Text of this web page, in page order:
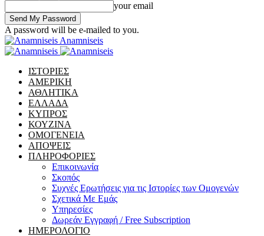
your email
A password will be e-mailed to you.
Anamniseis
ΙΣΤΟΡΙΕΣ
ΑΜΕΡΙΚΗ
ΑΘΛΗΤΙΚΑ
ΕΛΛΑΔΑ
ΚΥΠΡΟΣ
ΚΟΥΖΙΝΑ
ΟΜΟΓΕΝΕΙΑ
ΑΠΟΨΕΙΣ
ΠΛΗΡΟΦΟΡΙΕΣ
Επικοινωνία
Σκοπός
Συχνές Ερωτήσεις για τις Ιστορίες των Ομογενών
Σχετικά Με Εμάς
Υπηρεσίες
Δωρεάν Εγγραφή / Free Subscription
ΗΜΕΡΟΛΟΓΙΟ